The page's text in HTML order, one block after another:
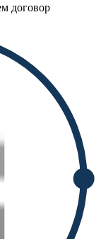
договор